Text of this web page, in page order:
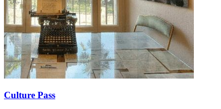
Culture Pass